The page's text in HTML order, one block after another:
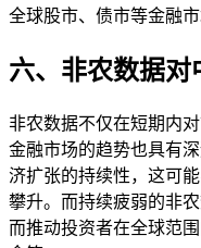
全球股市、债市等金融市
六、非农数据对
非农数据不仅在短期内
金融市场的趋势也具有
济扩张的持续性，这可
攀升。而持续疲弱的非
而推动投资者在全球范